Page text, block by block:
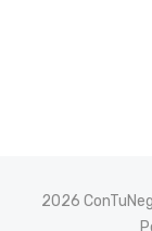
2026